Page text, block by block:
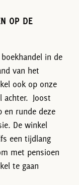
OP DE
in de
van het
ook op onze
achter. Joost
en runde deze
De winkel
een tijdlang
met pensioen
te gaan